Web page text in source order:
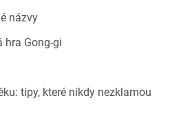
názvy
hra Gong-gi
tipy, které nikdy nezklamou